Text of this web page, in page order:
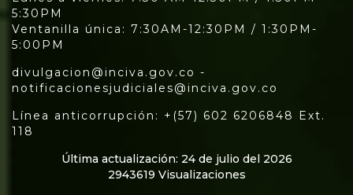
5:30PM
Ventanilla única: 7:30AM-12:30PM / 1:30PM-
5:00PM
divulgacion@inciva.gov.co -
notificacionesjudiciales@inciva.gov.co
Línea anticorrupción: +(57) 602 6206848 Ext.
118
Última actualización: 24 de julio del 2026
2943619 Visualizaciones